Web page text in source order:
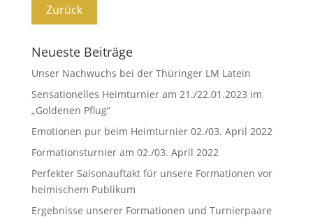
Neueste Beiträge
Unser Nachwuchs bei der Thüringer LM Latein
Sensationelles Heimturnier am 21./22.01.2023 im
„Goldenen Pflug“
Emotionen pur beim Heimturnier 02./03. April 2022
Formationsturnier am 02./03. April 2022
Perfekter Saisonauftakt für unsere Formationen vor
heimischem Publikum
Ergebnisse unserer Formationen und Turnierpaare